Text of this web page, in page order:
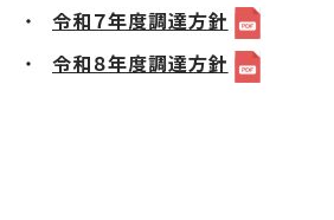
令和７年度調達方針
令和８年度調達方針